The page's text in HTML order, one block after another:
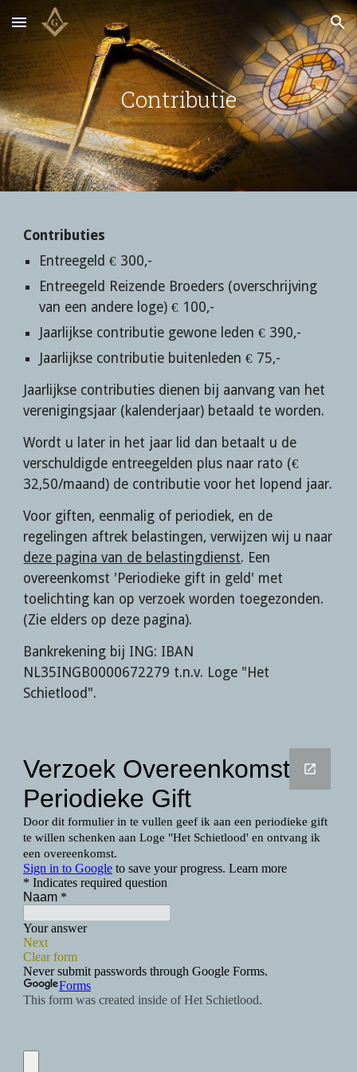
Skip to main content Skip to navigation
Contributie
Contributies
Entreegeld € 300,-
Entreegeld Reizende Broeders (overschrijving
van een andere loge) € 100,-
Jaarlijkse contributie gewone leden € 390,-
Jaarlijkse contributie buitenleden € 75,-
Jaarlijkse contributies dienen bij aanvang van het
verenigingsjaar (kalenderjaar) betaald te worden.
Wordt u later in het jaar lid dan betaalt u de
verschuldigde entreegelden plus naar rato (€
32,50/maand) de contributie voor het lopend jaar.
Voor giften, eenmalig of periodiek, en de
deze pagina van de belastingdienst. Een
overeenkomst 'Periodieke gift in geld' met
toelichting kan op verzoek worden toegezonden.
(Zie elders op deze pagina).
NL35INGB0000672279 t.n.v. Loge "Het
Schietlood".